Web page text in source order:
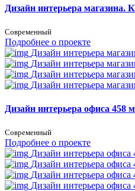
Дизайн интерьера магазина.
Современный
Подробнее о проекте
Дизайн интерьера
Дизайн интерьера
Дизайн интерьера
Дизайн интерьера
Дизайн интерьера офиса 458
Современный
Подробнее о проекте
Дизайн интерьера офиса
Дизайн интерьера офиса
Дизайн интерьера офиса
Дизайн интерьера офиса